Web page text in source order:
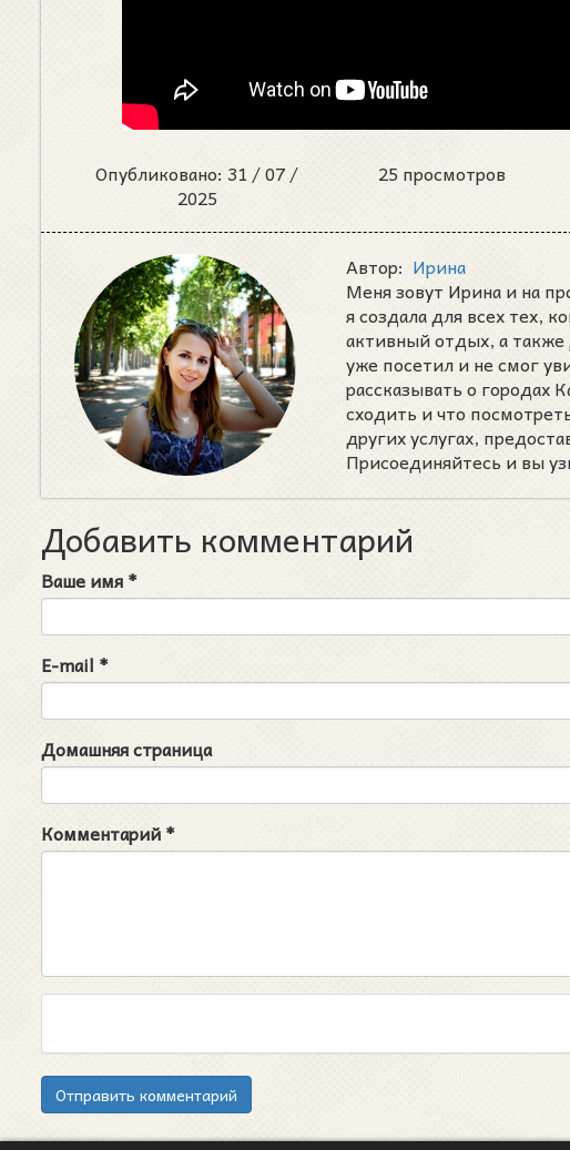
Опубликовано: 31 /07 /
2025
25 просмотров
Автор: Ирина
Меня зовут Ирина и на
я создала для всех тех,
активный отдых, а также
уже посетил и не смог
рассказывать о городах
сходить и что
других услугах,
Присоединяйтесь и вы
Добавить комментарий
Ваше имя*
E-mail *
Домашняя страница
Комментарий*
Отправить комментарий